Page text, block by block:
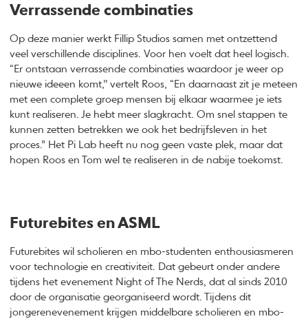
Verrassende combinaties
Op deze manier werkt Fillip Studios samen met ontzettend
veel verschillende disciplines. Voor hen voelt dat heel logisch.
“Er ontstaan verrassende combinaties waardoor je weer op
nieuwe ideeen komt,’’ vertelt Roos, “En daarnaast zit je meteen
met een complete groep mensen bij elkaar waarmee je iets
kunt realiseren. Je hebt meer slagkracht. Om snel stappen te
kunnen zetten betrekken we ook het bedrijfsleven in het
proces.” Het Pi Lab heeft nu nog geen vaste plek, maar dat
hopen Roos en Tom wel te realiseren in de nabije toekomst.
Futurebites en ASML
Futurebites wil scholieren en mbo-studenten enthousiasmeren
voor technologie en creativiteit. Dat gebeurt onder andere
tijdens het evenement Night of The Nerds, dat al sinds 2010
door de organisatie georganiseerd wordt. Tijdens dit
jongerenevenement krijgen middelbare scholieren en mbo-